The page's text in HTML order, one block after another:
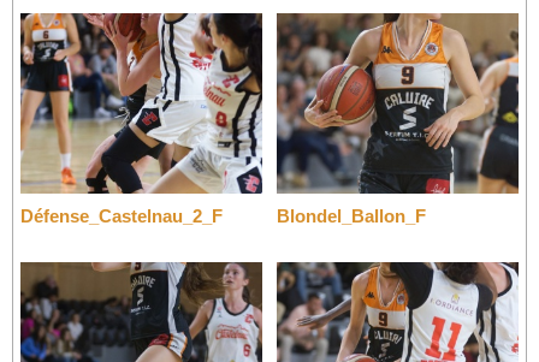
Défense_Castelnau_2_F Blondel_Ballon_F